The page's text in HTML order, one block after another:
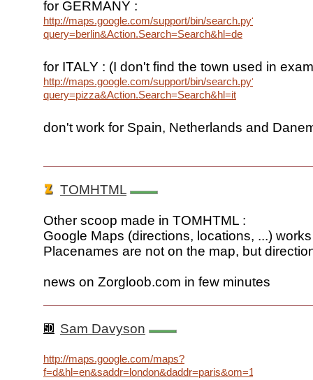
for GERMANY :
http://maps.google.com/support/bin/search.py?
query=berlin&Action.Search=Search&hl=de
for ITALY : (I don't find the town used in
http://maps.google.com/support/bin/search.py?
query=pizza&Action.Search=Search&hl=it
don't work for Spain, Netherlands and
TOMHTML
Other scoop made in TOMHTML :
Google Maps (directions, locations, ...)
Placenames are not on the map, but
news on Zorgloob.com in few minutes
Sam Davyson
http://maps.google.com/maps?
f=d&hl=en&saddr=london&daddr=paris&om=1